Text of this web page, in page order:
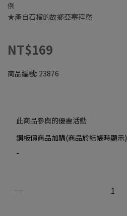
例
★產自石榴的故鄉亞塞拜然
NT$169
商品編號: 23876
此商品參與的優惠活動
銅板價商品加購(商品於結帳時顯示)
-